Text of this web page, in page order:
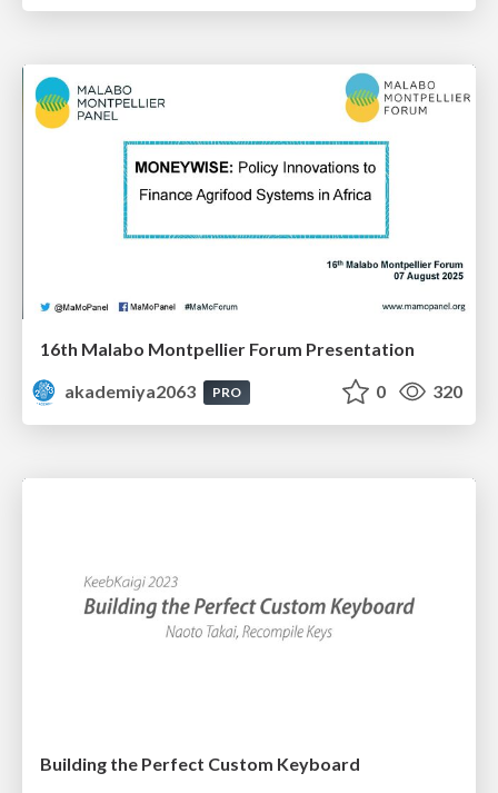
16th Malabo Montpellier Forum Presentation
akademiya2063
PRO 0 320
Building the Perfect Custom Keyboard